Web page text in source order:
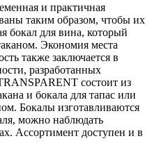
и практичная
таким образом, чтобы их
бокал для вина, который
Экономия места
также заключается в
разработанных
состоит из
и бокала для тапас или
Бокалы изготавливаются
можно наблюдать
Ассортимент доступен и в